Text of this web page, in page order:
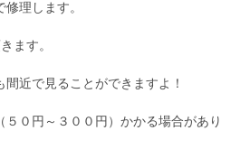
理します。
ます。
近で見ることができますよ！
０円～３００円）かかる場合があり